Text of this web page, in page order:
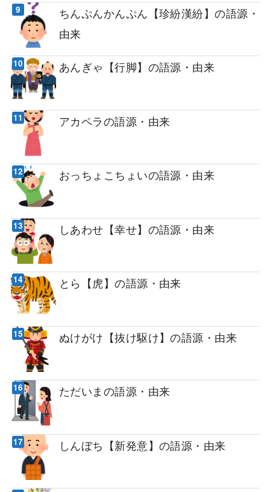
ちんぷんかんぷん【珍紛漢紛】の語源・
由来
あんぎゃ【行脚】の語源・由来
アカペラの語源・由来
おっちょこちょいの語源・由来
しあわせ【幸せ】の語源・由来
とら【虎】の語源・由来
ぬけがけ【抜け駆け】の語源・由来
ただいまの語源・由来
しんぼち【新発意】の語源・由来